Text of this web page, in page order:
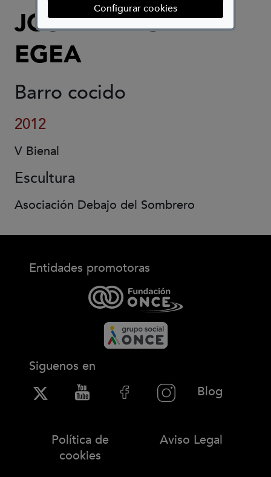
Configurar cookies(abre en ventana
JOSÉ MANUEL
EGEA
Barro cocido
2012
V Bienal
Escultura
Asociación Debajo del Sombrero
Entidades promotoras
Siguenos en
Blog
Política de
cookies
Aviso Legal